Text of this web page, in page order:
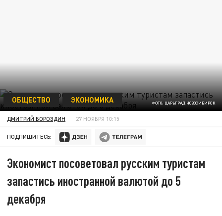
ФОТО: ЦАРЬГРАД НОВОСИБИРСК
ОБЩЕСТВО ЭКОНОМИКА
ДМИТРИЙ БОРОЗДИН 27 НОЯБРЯ 10:15
ПОДПИШИТЕСЬ:
Экономист посоветовал русским туристам
запастись иностранной валютой до 5
декабря